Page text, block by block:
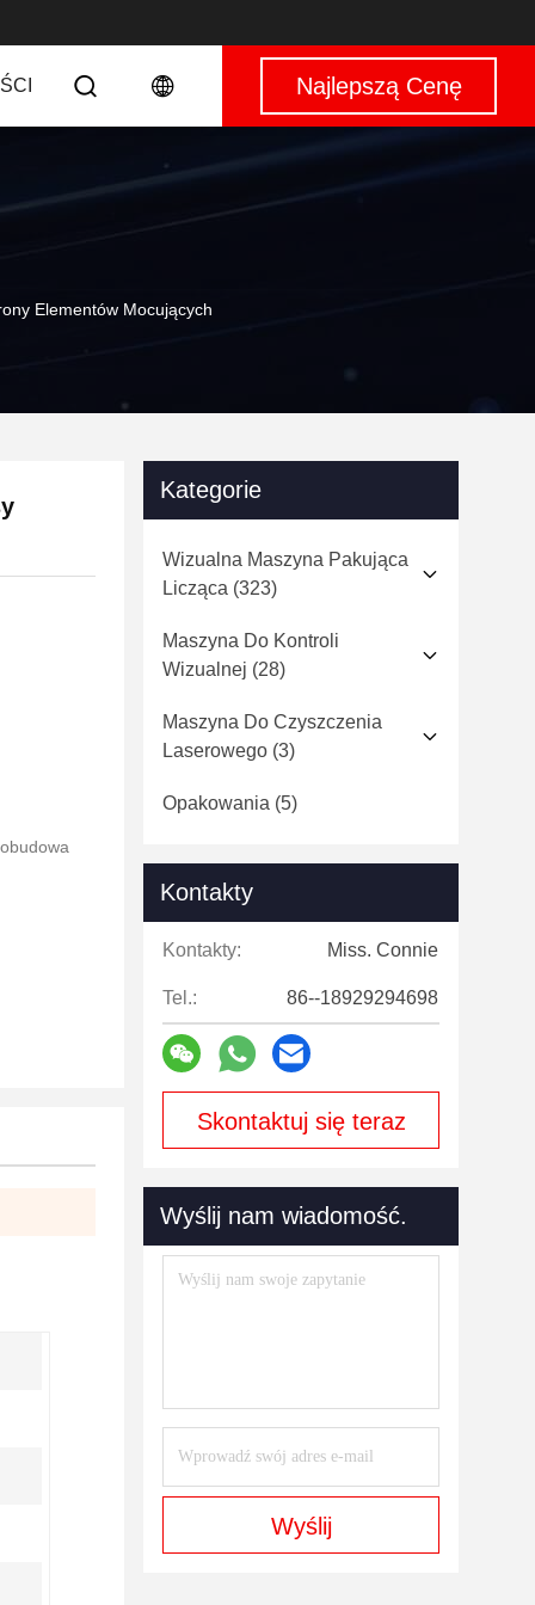
Najlepszą Cenę
Elementów Mocujących
Kategorie
Wizualna Maszyna Pakująca
Licząca (323)
Maszyna Do Kontroli
Wizualnej (28)
Maszyna Do Czyszczenia
Laserowego (3)
Opakowania (5)
Kontakty
Kontakty: Miss. Connie
Tel.: 86--18929294698
Skontaktuj się teraz
Wyślij nam wiadomość.
Wyślij